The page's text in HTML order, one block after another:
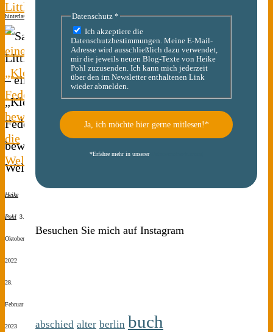
hinterlassen
Littlefeather
–
eine
„Kleine
Feder“
bewegt
die
Welt
Heike
Pohl 3.
Oktober
2022
28.
Februar
2023
Datenschutz *
Ich akzeptiere die
Datenschutzbestimmungen. Meine E-Mail-
Adresse wird ausschließlich dazu verwendet,
mir die jeweils neuen Blog-Texte von Heike
Pohl zuzusenden. Ich kann mich jederzeit
über den im Newsletter enthaltenen Link
wieder abmelden.
*Erfahre mehr in unserer
Besuchen Sie mich auf Instagram
abschied alter berlin buch